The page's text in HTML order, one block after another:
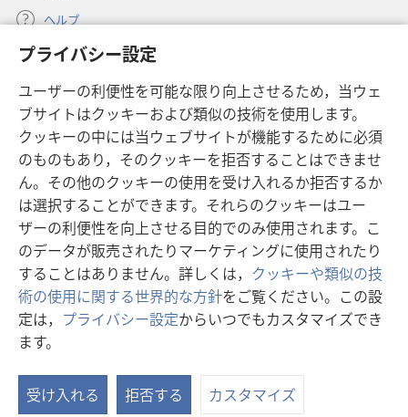
プライバシー設定
ユーザーの利便性を可能な限り向上させるため，当ウェ
ブサイトはクッキーおよび類似の技術を使用します。
クッキーの中には当ウェブサイトが機能するために必須
のものもあり，そのクッキーを拒否することはできませ
ん。その他のクッキーの使用を受け入れるか拒否するか
は選択することができます。それらのクッキーはユー
ザーの利便性を向上させる目的でのみ使用されます。こ
のデータが販売されたりマーケティングに使用されたり
することはありません。詳しくは， クッキーや類似の技
術の使用に関する世界的な方針をご覧ください。この設
定は， プライバシー設定からいつでもカスタマイズでき
ます。
受け入れる 拒否する カスタマイズ
た
と
た
と
ヘルプ
寄付
し
い
タ
ブ
で
開
く）
ものみの塔 オンライン・ライブラリー
（新
し
い
タ
ブ
で
開
く）
JW Hub ®
（新
し
い
タ
ブ
で
開
く）
JW Library ®
Watchtower Library®
Copyright
利用規約